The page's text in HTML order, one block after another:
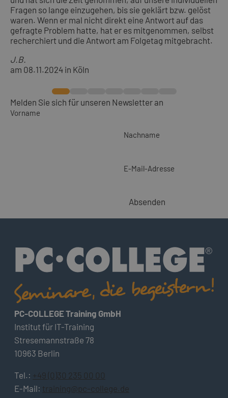
Fragen so lange einzugehen, bis sie geklärt bzw. gelöst
waren. Wenn er mal nicht direkt eine Antwort auf das
gefragte Problem hatte, hat er es mitgenommen, selbst
recherchiert und die Antwort am Folgetag mitgebracht.
J.B.
am 08.11.2024 in Köln
Melden Sie sich für unseren Newsletter an
Vorname
Nachname
E-Mail-Adresse
Absenden
PC-COLLEGE Training GmbH
Institut für IT-Training
Stresemannstraße 78
10963 Berlin
Tel.: +49 (0)30 235 00 00
E-Mail: training@pc-college.de